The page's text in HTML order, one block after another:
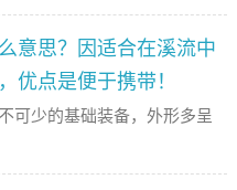
意思？因适合在溪流中
优点是便于携带！
可少的基础装备，外形多呈